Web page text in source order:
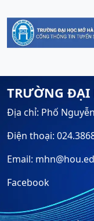
TRƯỜNG ĐẠI
Địa chỉ: Phố
Điện thoại:
Email:
Facebook